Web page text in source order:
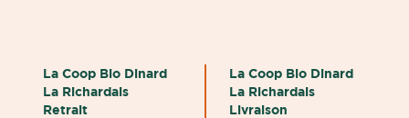
La Coop Bio Dinard
La Richardais
Retrait
La Coop Bio Dinard
La Richardais
Livraison